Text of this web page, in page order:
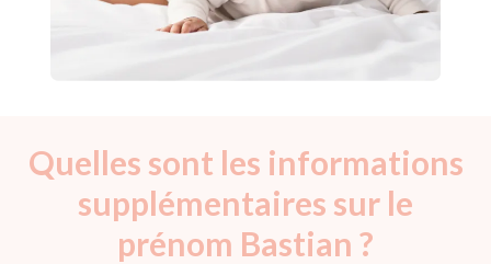
Quelles sont les informations
supplémentaires sur le
prénom Bastian ?